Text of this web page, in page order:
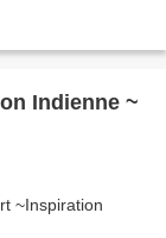
Indienne ~